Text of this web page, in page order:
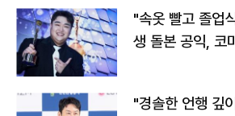
"속옷 빨고 졸업
생 돌본 공익, 코
"경솔한 언행 깊